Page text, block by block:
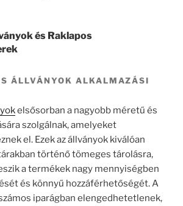
és Raklapos
ÁLLVÁNYOK ALKALMAZÁSI
elsősorban a nagyobb méretű és
szolgálnak, amelyeket
el. Ezek az állványok kiválóan
történő tömeges tárolásra,
a termékek nagy mennyiségben
és könnyű hozzáférhetőségét. A
iparágban elengedhetetlenek,